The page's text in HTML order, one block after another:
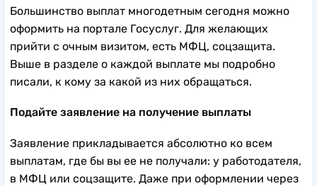
Большинство выплат многодетным сегодня можно
оформить на портале Госуслуг. Для желающих
прийти с очным визитом, есть МФЦ, соцзащита.
Выше в разделе о каждой выплате мы подробно
писали, к кому за какой из них обращаться.
Подайте заявление на получение выплаты
Заявление прикладывается абсолютно ко всем
выплатам, где бы вы ее не получали: у работодателя,
в МФЦ или соцзащите. Даже при оформлении через